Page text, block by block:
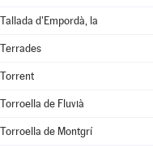
Tallada d'Empordà, la
Terrades
Torrent
Torroella de Fluvià
Torroella de Montgrí